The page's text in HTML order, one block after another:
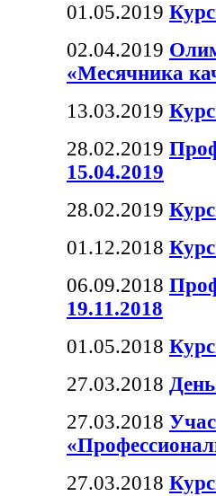
01.05.2019
02.04.2019
«Месячника
13.03.2019
28.02.2019
15.04.2019
28.02.2019
01.12.2018
06.09.2018
19.11.2018
01.05.2018
27.03.2018
27.03.2018
27.03.2018